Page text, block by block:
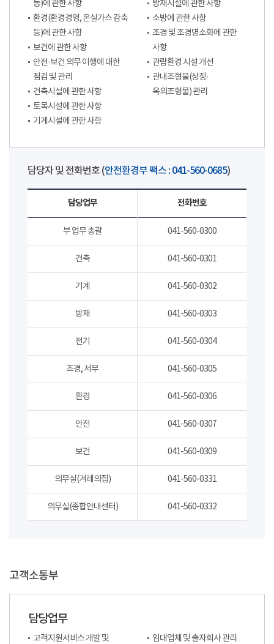
등)에 관한 사항
환경(환경경영, 온실가스 감축
등)에 관한 사항
보건에 관한 사항
안전·보건 의무 이행에 대한
점검 및 관리
건축시설에 관한 사항
토목시설에 관한 사항
기계시설에 관한 사항
방재시설에 관한 사항
소방에 관한 사항
조경 및 조경명소화에 관한
사항
관람환경 시설 개선
관내조형물(상징·
옥외조형물) 관리
담당자 및 전화번호 (안전환경부 팩스 : 041-560-0685)
담당업무 전화번호
부 업무 총괄 041-560-0300
건축 041-560-0301
기계 041-560-0302
방재 041-560-0303
전기 041-560-0304
조경, 서무 041-560-0305
환경 041-560-0306
안전 041-560-0307
보건 041-560-0309
의무실(겨레의집) 041-560-0331
의무실(종합안내센터) 041-560-0332
고객소통부
담당업무
고객지원서비스 개발 및
임대업체 및 출자회사 관리